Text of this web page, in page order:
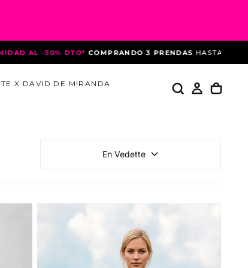
3 PRENDASHASTA EL 10 DE AGOSTO*DEBIDO A
X DAVID DE MIRANDA
En Vedette